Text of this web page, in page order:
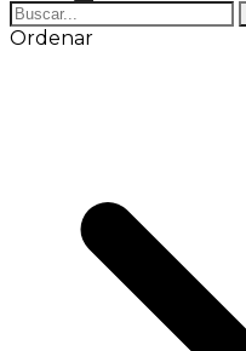
Ordenar